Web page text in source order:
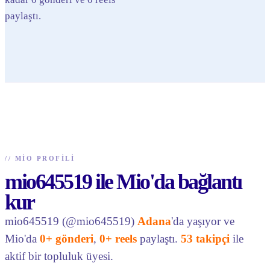
paylaştı.
// MIO PROFILI
mio645519 ile Mio'da bağlantı
kur
mio645519 (@mio645519) Adana'da yaşıyor ve
Mio'da 0+ gönderi, 0+ reels paylaştı. 53 takipçi ile
aktif bir topluluk üyesi.